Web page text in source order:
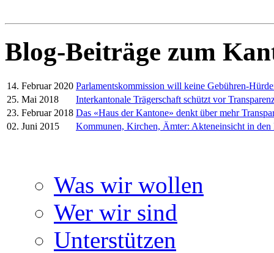
Blog-Beiträge zum
14. Februar 2020 Parlamentskommission will keine Gebühren-
25. Mai 2018
Interkantonale Trägerschaft schützt vor
23. Februar 2018 Das «Haus der Kantone» denkt über mehr
02. Juni 2015
Kommunen, Kirchen, Ämter: Akteneinsicht in den
Was wir wollen
Wer wir sind
Unterstützen